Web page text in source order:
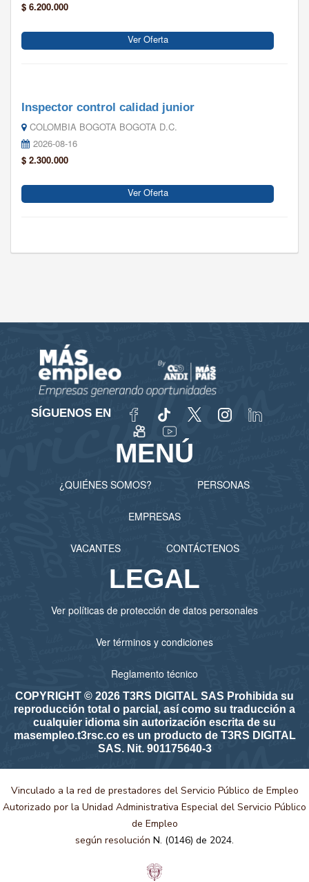
$ 6.200.000
Ver Oferta
Inspector control calidad junior
COLOMBIA BOGOTA BOGOTA D.C.
2026-08-16
$ 2.300.000
Ver Oferta
SÍGUENOS EN
MENÚ
¿QUIÉNES SOMOS? PERSONAS
EMPRESAS
VACANTES CONTÁCTENOS
LEGAL
Ver políticas de protección de datos personales
Ver términos y condiciones
Reglamento técnico
COPYRIGHT © 2026 T3RS DIGITAL SAS Prohibida su
reproducción total o parcial, así como su traducción a
cualquier idioma sin autorización escrita de su
masempleo.t3rsc.co es un producto de T3RS DIGITAL
SAS. Nit. 901175640-3
Vinculado a la red de prestadores del Servicio Público de Empleo
Autorizado por la Unidad Administrativa Especial del Servicio Público
de Empleo
según resolución N. (0146) de 2024.